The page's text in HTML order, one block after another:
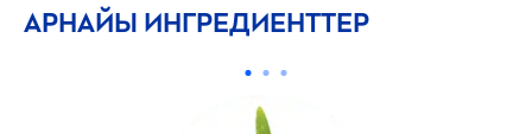
АРНАЙЫ ИНГРЕДИЕНТТЕР